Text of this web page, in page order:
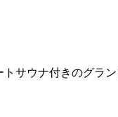
サウナ付きのグラ